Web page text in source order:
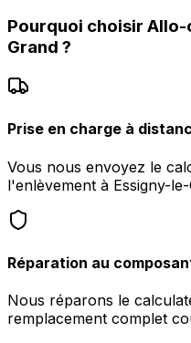
Pourquoi choisir Allo-
Grand ?
Prise en charge à
Vous nous envoyez le
l'enlèvement à Essigny-
Réparation au
Nous réparons le
remplacement complet